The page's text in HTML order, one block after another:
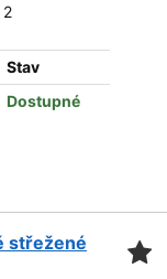
2
Stav
Dostupné
střežené